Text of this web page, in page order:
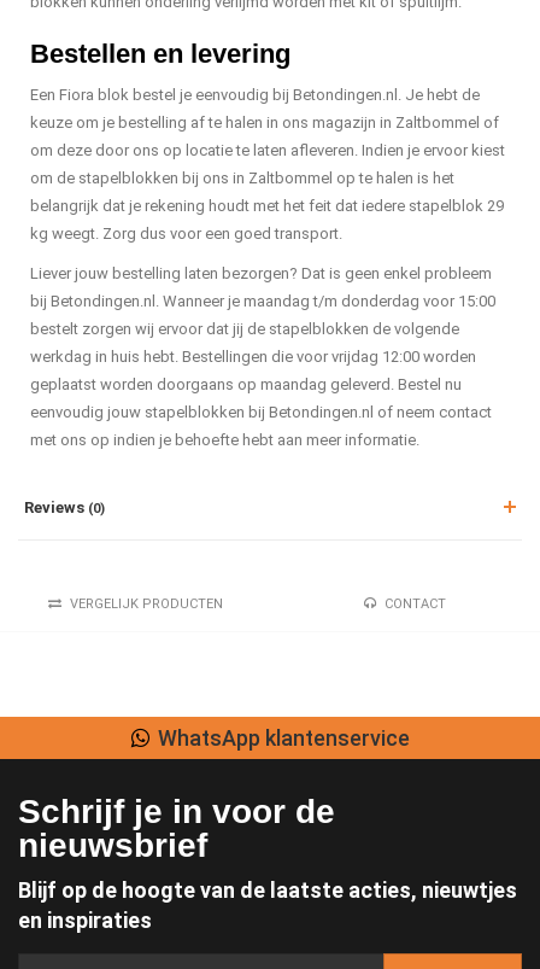
Bestellen en levering
Een Fiora blok bestel je eenvoudig bij Betondingen.nl. Je hebt de
keuze om je bestelling af te halen in ons magazijn in Zaltbommel of
om deze door ons op locatie te laten afleveren. Indien je ervoor kiest
om de stapelblokken bij ons in Zaltbommel op te halen is het
belangrijk dat je rekening houdt met het feit dat iedere stapelblok 29
kg weegt. Zorg dus voor een goed transport.
Liever jouw bestelling laten bezorgen? Dat is geen enkel probleem
bij Betondingen.nl. Wanneer je maandag t/m donderdag voor 15:00
bestelt zorgen wij ervoor dat jij de stapelblokken de volgende
werkdag in huis hebt. Bestellingen die voor vrijdag 12:00 worden
geplaatst worden doorgaans op maandag geleverd. Bestel nu
eenvoudig jouw stapelblokken bij Betondingen.nl of neem contact
met ons op indien je behoefte hebt aan meer informatie.
Reviews (0)
VERGELIJK PRODUCTEN CONTACT
WhatsApp klantenservice
Schrijf je in voor de
nieuwsbrief
Blijf op de hoogte van de laatste acties, nieuwtjes
en inspiraties